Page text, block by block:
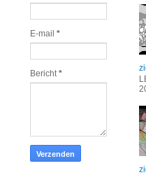
E-mail *
Bericht*